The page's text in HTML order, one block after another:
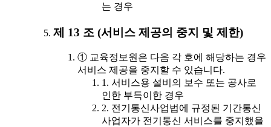
는 경우
제 13 조 (서비스 제공의 중지 및 제한)
① 교육정보원은 다음 각 호에 해당하는 경우
서비스 제공을 중지할 수 있습니다.
1. 서비스용 설비의 보수 또는 공사로
인한 부득이한 경우
2. 전기통신사업법에 규정된 기간통신
사업자가 전기통신 서비스를 중지했을